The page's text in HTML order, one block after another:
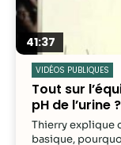
41:37
VIDÉOS PUBLIQUES
Tout sur
pH de l’urine ?
Thierry explique
basique,